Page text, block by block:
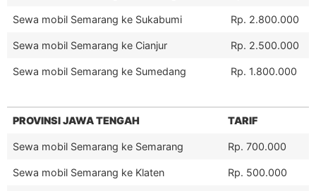
Sewa mobil Semarang ke Sukabumi Rp. 2.800.000
Sewa mobil Semarang ke Cianjur Rp. 2.500.000
Sewa mobil Semarang ke Sumedang Rp. 1.800.000
PROVINSI JAWA TENGAH TARIF
Sewa mobil Semarang ke Semarang Rp. 700.000
Sewa mobil Semarang ke Klaten Rp. 500.000